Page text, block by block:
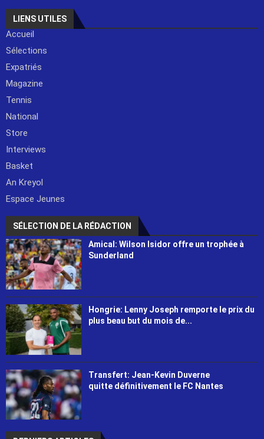
LIENS UTILES
Accueil
Sélections
Expatriés
Magazine
Tennis
National
Store
Interviews
Basket
An Kreyol
Espace Jeunes
SÉLECTION DE LA RÉDACTION
Amical: Wilson Isidor offre un trophée à
Sunderland
Hongrie: Lenny Joseph remporte le prix du
plus beau but du mois de...
Transfert: Jean-Kevin Duverne
quitte définitivement le FC Nantes